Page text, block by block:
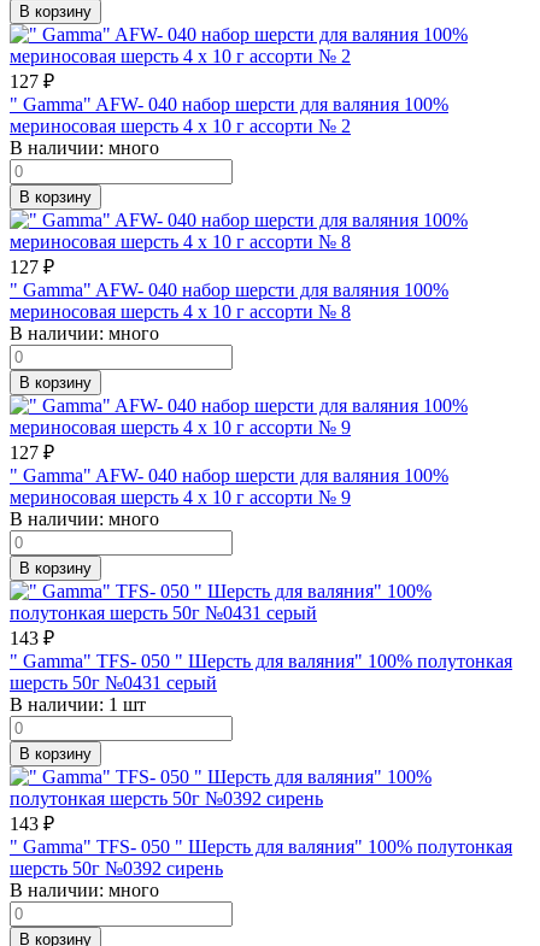
В корзину
127 ₽
" Gamma" AFW- 040 набор шерсти для валяния 100%
мериносовая шерсть 4 х 10 г ассорти № 2
В наличии: много
В корзину
127 ₽
" Gamma" AFW- 040 набор шерсти для валяния 100%
мериносовая шерсть 4 х 10 г ассорти № 8
В наличии: много
В корзину
127 ₽
" Gamma" AFW- 040 набор шерсти для валяния 100%
мериносовая шерсть 4 х 10 г ассорти № 9
В наличии: много
В корзину
143 ₽
" Gamma" TFS- 050 " Шерсть для валяния" 100% полутонкая
шерсть 50г №0431 серый
В наличии: 1 шт
В корзину
143 ₽
" Gamma" TFS- 050 " Шерсть для валяния" 100% полутонкая
шерсть 50г №0392 сирень
В наличии: много
В корзину